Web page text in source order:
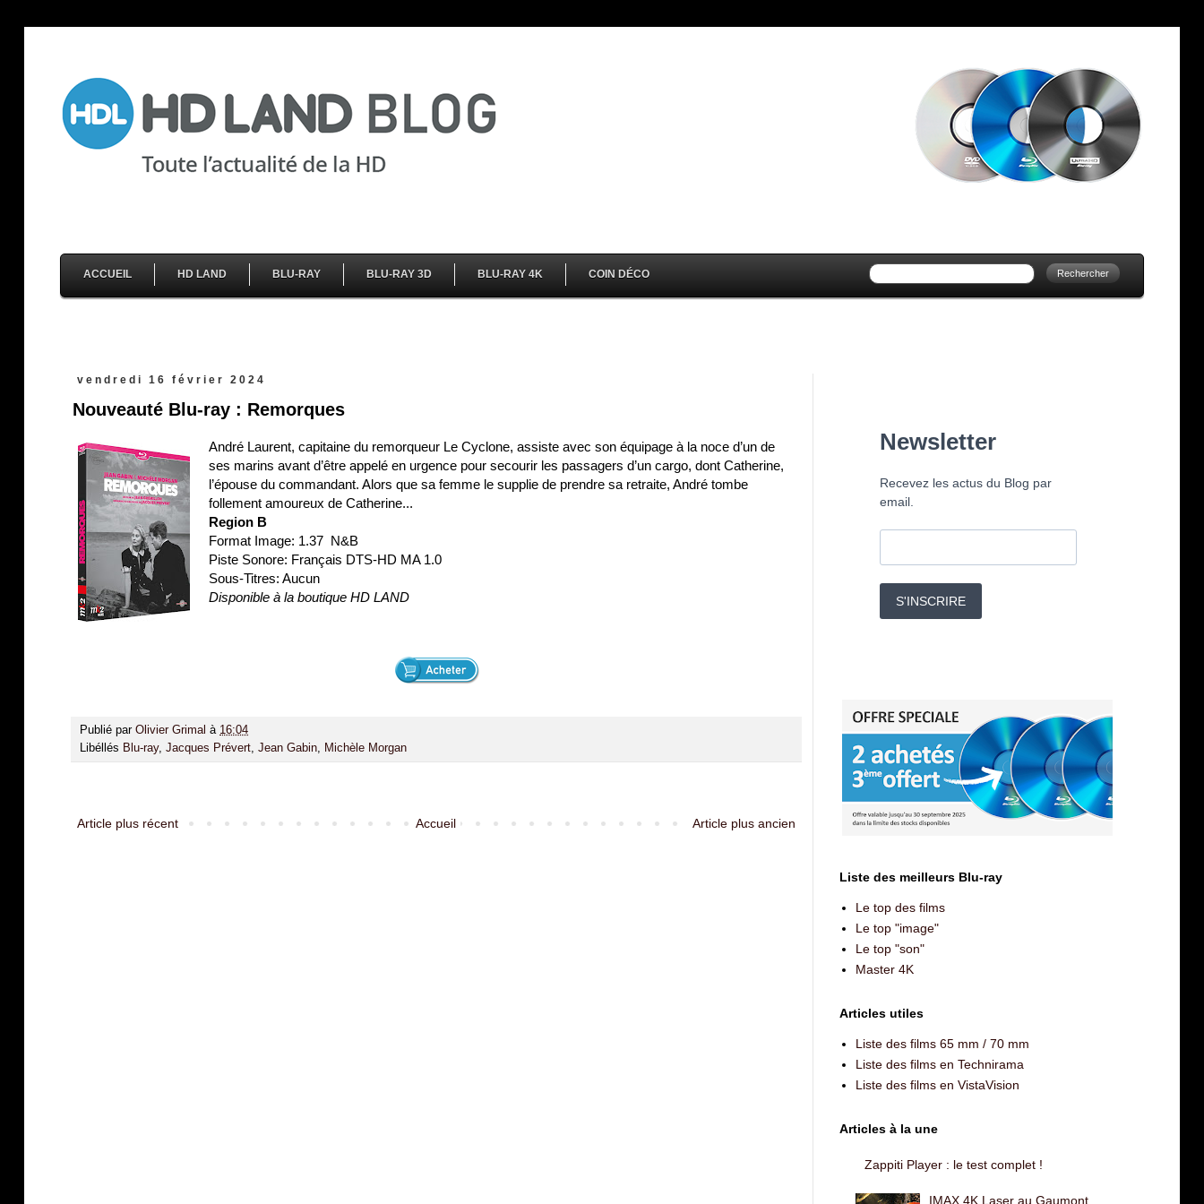
ACCUEIL HD LAND BLU-RAY BLU-RAY 3D BLU-RAY 4K COIN DÉCO
vendredi 16 février 2024
Nouveauté Blu-ray : Remorques
André Laurent, capitaine du remorqueur Le Cyclone, assiste avec son équipage à la noce d’un de
ses marins avant d’être appelé en urgence pour secourir les passagers d’un cargo, dont Catherine,
l’épouse du commandant. Alors que sa femme le supplie de prendre sa retraite, André tombe
follement amoureux de Catherine...
Region B
Format Image: 1.37 N&B
Piste Sonore: Français DTS-HD MA 1.0
Sous-Titres: Aucun
Disponible à la boutique HD LAND
Publié par Olivier Grimal à 16:04
Libéllés Blu-ray, Jacques Prévert, Jean Gabin, Michèle Morgan
Article plus récent Article plus ancien
Accueil
Newsletter
Recevez les actus du Blog par
email.
S'INSCRIRE
Liste des meilleurs Blu-ray
Le top des films
Le top "image"
Le top "son"
Master 4K
Articles utiles
Liste des films 65 mm / 70 mm
Liste des films en Technirama
Liste des films en VistaVision
Articles à la une
Zappiti Player : le test complet !
IMAX 4K Laser au Gaumont